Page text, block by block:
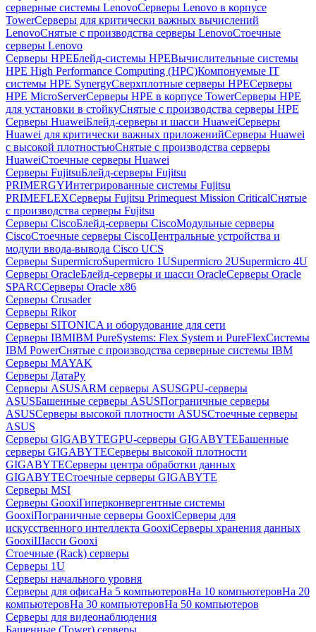
серверные системы LenovoСерверы Lenovo в корпусе
TowerСерверы для критически важных вычислений
LenovoСнятые с производства серверы LenovoСтоечные
серверы Lenovo
Серверы HPEБлейд-системы HPEВычислительные системы
HPE High Performance Computing (HPC)Компонуемые IT
системы HPE SynergyСверхплотные серверы HPEСерверы
HPE MicroServerСерверы HPE в корпусе TowerСерверы HPE
для установки в стойкуСнятые с производства серверы HPE
Серверы HuaweiБлейд-серверы и шасси HuaweiСерверы
Huawei для критически важных приложенийСерверы Huawei
с высокой плотностьюСнятые с производства серверы
HuaweiСтоечные серверы Huawei
Серверы FujitsuБлейд-серверы Fujitsu
PRIMERGYИнтегрированные системы Fujitsu
PRIMEFLEXСерверы Fujitsu Primequest Mission CriticalСнятые
с производства серверы Fujitsu
Серверы CiscoБлейд-серверы CiscoМодульные серверы
CiscoСтоечные серверы CiscoЦентральные устройства и
модули ввода-вывода Cisco UCS
Серверы SupermicroSupermicro 1USupermicro 2USupermicro 4U
Серверы OracleБлейд-серверы и шасси OracleСерверы Oracle
SPARCСерверы Oracle x86
Серверы Crusader
Серверы Rikor
Серверы SITONICA и оборудование для сети
Серверы IBMIBM PureSystems: Flex System и PureFlexСистемы
IBM PowerСнятые с производства серверные системы IBM
Серверы MAYAK
Серверы ДатаРу
Серверы ASUSARM серверы ASUSGPU-серверы
ASUSБашенные серверы ASUSПограничные серверы
ASUSСерверы высокой плотности ASUSСтоечные серверы
ASUS
Серверы GIGABYTEGPU-серверы GIGABYTEБашенные
серверы GIGABYTEСерверы высокой плотности
GIGABYTEСерверы центра обработки данных
GIGABYTEСтоечные серверы GIGABYTE
Серверы MSI
Серверы GooxiГиперконвергентные системы
GooxiПограничные серверы GooxiСерверы для
искусственного интеллекта GooxiСерверы хранения данных
GooxiШасси Gooxi
Стоечные (Rack) серверы
Серверы 1U
Серверы начального уровня
Серверы для офисаНа 5 компьютеровНа 10 компьютеровНа 20
компьютеровНа 30 компьютеровНа 50 компьютеров
Серверы для видеонаблюдения
Башенные (Tower) серверы